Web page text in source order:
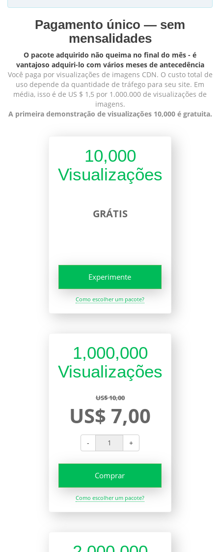
Pagamento único — sem
mensalidades
O pacote adquirido não queima no final do mês - é
vantajoso adquiri-lo com vários meses de antecedência
Você paga por visualizações de imagens CDN. O custo total de
uso depende da quantidade de tráfego para seu site. Em
média, isso é de US $ 1,5 por 1.000.000 de visualizações de
imagens.
A primeira demonstração de visualizações 10,000 é gratuita.
10,000
Visualizações
GRÁTIS
Experimente
Como escolher um pacote?
1,000,000
Visualizações
US$ 10,00
US$ 7,00
- +
Comprar
Como escolher um pacote?